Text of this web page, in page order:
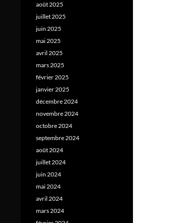
août 2025
juillet 2025
juin 2025
mai 2025
avril 2025
mars 2025
février 2025
janvier 2025
décembre 2024
novembre 2024
octobre 2024
septembre 2024
août 2024
juillet 2024
juin 2024
mai 2024
avril 2024
mars 2024